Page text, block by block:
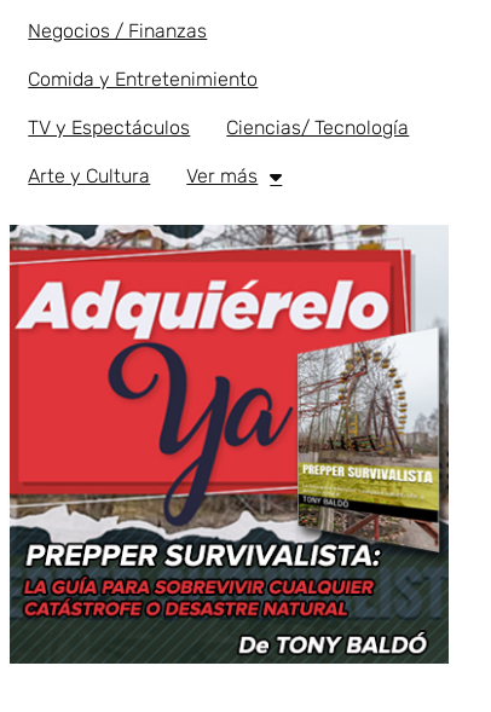
Negocios / Finanzas
Comida y Entretenimiento
TV y Espectáculos Ciencias/ Tecnología
Arte y Cultura Ver más